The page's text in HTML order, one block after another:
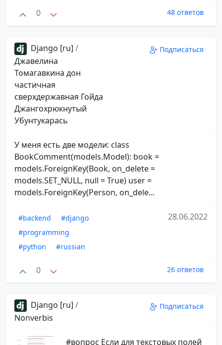
0 48 ответов
Django [ru] /
Джавелина
Томагавкина дон
частичная
сверхдержавная Гойда
Джангохрюкнутый
Убунтукарась
Подписаться
У меня есть две модели: class
BookComment(models.Model): book =
models.ForeignKey(Book, on_delete =
models.SET_NULL, null = True) user =
models.ForeignKey(Person, on_dele...
#backend
#django
#programming
#python
#russian
28.06.2022
0 26 ответов
Django [ru] /
Nonverbis
Подписаться
#вопрос Если для текстовых полей